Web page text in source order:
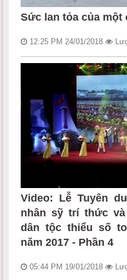
Sức lan tỏa của
12:25 PM 24/01/2018
Video: Lễ Tuyên
nhân sỹ trí thức
dân tộc thiểu số
năm 2017 - Phần 4
05:44 PM 19/01/2018